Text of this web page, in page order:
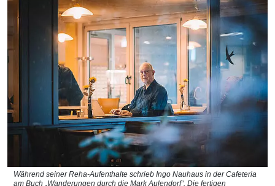
Während seiner Reha-Aufenthalte schrieb Ingo Nauhaus in der Cafeteria
am Buch „Wanderungen durch die Mark ­Aulendorf“. Die fertigen